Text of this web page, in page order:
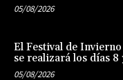
05/08/2026
El Festival de
se realizará los días
05/08/2026